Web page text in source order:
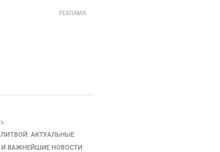
ЛИТВОЙ: АКТУАЛЬНЫЕ
ВАЖНЕЙШИЕ НОВОСТИ